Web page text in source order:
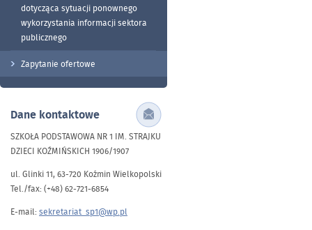
dotycząca sytuacji ponownego
wykorzystania informacji sektora
publicznego
Zapytanie ofertowe
Dane kontaktowe
SZKOŁA PODSTAWOWA NR 1 IM. STRAJKU
DZIECI KOŹMIŃSKICH 1906/1907
ul. Glinki 11, 63-720 Koźmin Wielkopolski
Tel./fax: (+48) 62-721-6854
E-mail: sekretariat_sp1@wp.pl